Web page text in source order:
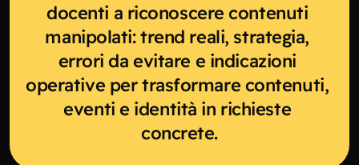
docenti a riconoscere contenuti
manipolati: trend reali, strategia,
errori da evitare e indicazioni
operative per trasformare contenuti,
eventi e identità in richieste
concrete.